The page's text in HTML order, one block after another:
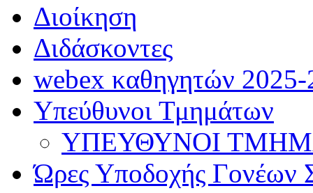
Διοίκηση
Διδάσκοντες
webex καθηγητών
Υπεύθυνοι Τμημάτων
ΥΠΕΥΘΥΝΟΙ
Ώρες Υποδοχής Γονέων